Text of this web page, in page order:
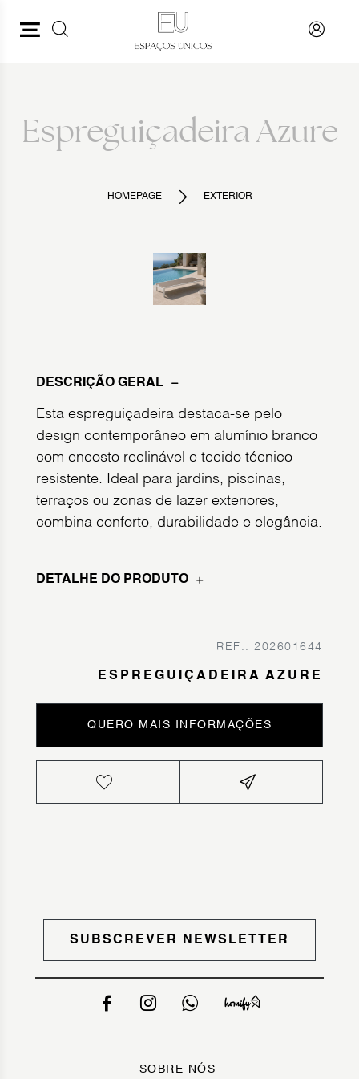
Espreguiçadeira Azure
HOMEPAGE EXTERIOR
DESCRIÇÃO GERAL
Esta espreguiçadeira destaca-se pelo
design contemporâneo em alumínio branco
com encosto reclinável e tecido técnico
resistente. Ideal para jardins, piscinas,
terraços ou zonas de lazer exteriores,
combina conforto, durabilidade e elegância.
DETALHE DO PRODUTO
REF.: 202601644
ESPREGUIÇADEIRA AZURE
QUERO MAIS INFORMAÇÕES
SUBSCREVER NEWSLETTER
SOBRE NÓS
PESQUISAR